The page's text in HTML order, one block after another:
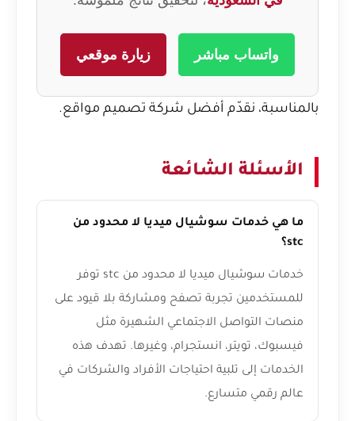
واتساب مباشر زيارة موقعي
بالمناسبة، نقدّم أفضل شركة تصميم مواقع.
الأسئلة الشائعة
ما هي خدمات سوشيال ميديا لا محدود من
stc؟
خدمات سوشيال ميديا لا محدود من stc توفر
للمستخدمين تجربة تصفح ومشاركة بلا قيود على
منصات التواصل الاجتماعي الشهيرة مثل
فيسبوك، تويتر، انستجرام، وغيرها. تهدف هذه
الخدمات إلى تلبية احتياجات الأفراد والشركات في
عالم رقمي متسارع.